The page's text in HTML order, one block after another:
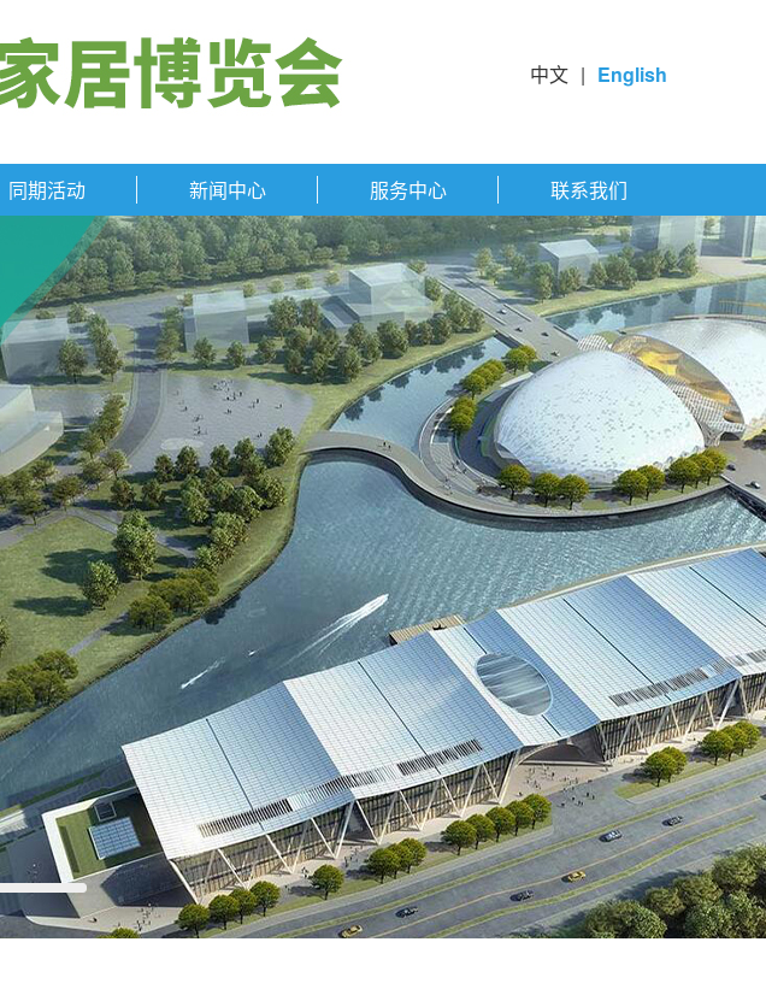
中文 | English
同期活动 新闻中心 服务中心 联系我们